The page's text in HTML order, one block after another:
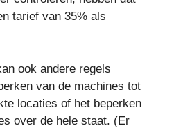
tarief van 35% als
ook andere regels
van de machines tot
locaties of het beperken
over de hele staat. (Er